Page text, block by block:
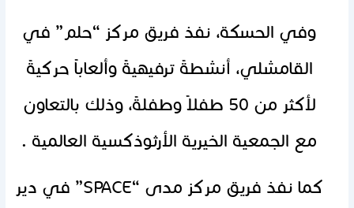
وفي الحسكة، نفذ فريق مركز “حلم” في
القامشلي، أنشطةً ترفيهيةً وألعاباً حركيةً
لأكثر من 50 طفلاً وطفلةً، ‏وذلك بالتعاون
مع الجمعية الخيرية الأرثوذكسية العالمية .‏
كما نفذ فريق مركز مدى “SPACE” في دير